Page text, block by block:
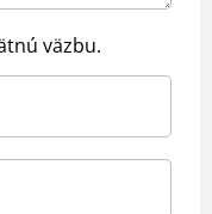
väzbu.